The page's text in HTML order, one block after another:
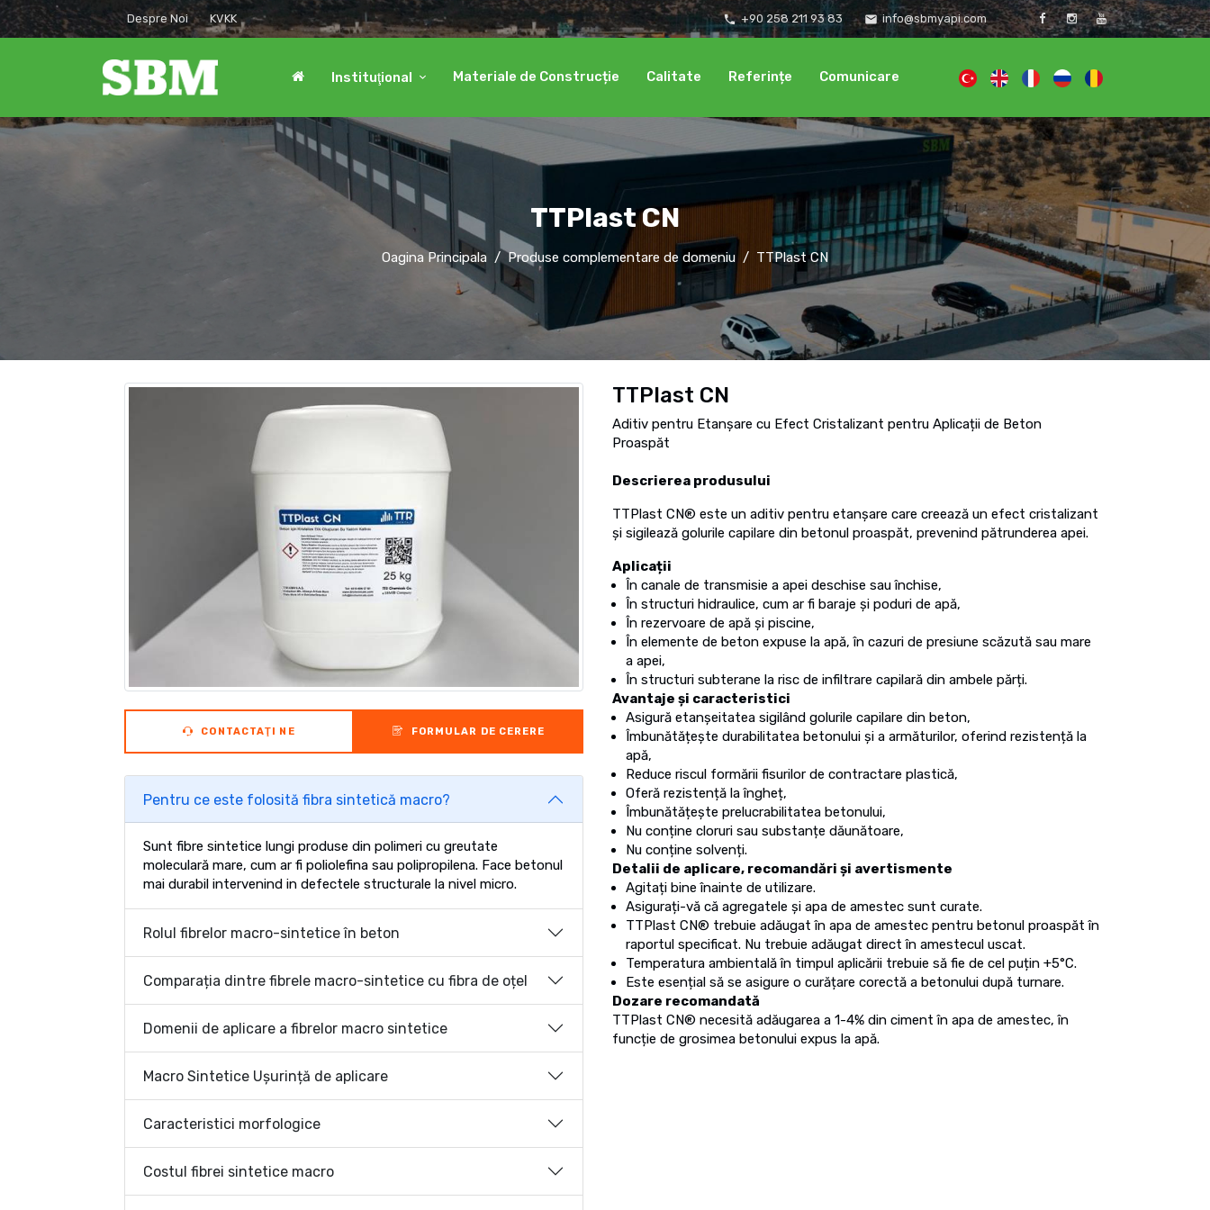
Despre Noi KVKK local_phone +90 258 211 93 83 email info@sbmyapi.com
Instituţional Materiale de Construcție Calitate Referințe Comunicare
TTPlast CN
Oagina Principala Produse complementare de domeniu TTPlast CN
CONTACTAŢI NE FORMULAR DE CERERE
Pentru ce este folosită fibra sintetică macro?
Sunt fibre sintetice lungi produse din polimeri cu greutate
moleculară mare, cum ar fi poliolefina sau polipropilena. Face betonul
mai durabil intervenind in defectele structurale la nivel micro.
Rolul fibrelor macro-sintetice în beton
Comparația dintre fibrele macro-sintetice cu fibra de oțel
Domenii de aplicare a fibrelor macro sintetice
Macro Sintetice Ușurință de aplicare
Caracteristici morfologice
Costul fibrei sintetice macro
TTPlast CN
Aditiv pentru Etanșare cu Efect Cristalizant pentru Aplicații de Beton
Proaspăt
Descrierea produsului
TTPlast CN® este un aditiv pentru etanșare care creează un efect cristalizant
și sigilează golurile capilare din betonul proaspăt, prevenind pătrunderea apei.
Aplicații
În canale de transmisie a apei deschise sau închise,
În structuri hidraulice, cum ar fi baraje și poduri de apă,
În rezervoare de apă și piscine,
În elemente de beton expuse la apă, în cazuri de presiune scăzută sau mare
a apei,
În structuri subterane la risc de infiltrare capilară din ambele părți.
Avantaje și caracteristici
Asigură etanșeitatea sigilând golurile capilare din beton,
Îmbunătățește durabilitatea betonului și a armăturilor, oferind rezistență la
apă,
Reduce riscul formării fisurilor de contractare plastică,
Oferă rezistență la îngheț,
Îmbunătățește prelucrabilitatea betonului,
Nu conține cloruri sau substanțe dăunătoare,
Nu conține solvenți.
Detalii de aplicare, recomandări și avertismente
Agitați bine înainte de utilizare.
Asigurați-vă că agregatele și apa de amestec sunt curate.
TTPlast CN® trebuie adăugat în apa de amestec pentru betonul proaspăt în
raportul specificat. Nu trebuie adăugat direct în amestecul uscat.
Temperatura ambientală în timpul aplicării trebuie să fie de cel puțin +5°C.
Este esențial să se asigure o curățare corectă a betonului după turnare.
Dozare recomandată
TTPlast CN® necesită adăugarea a 1-4% din ciment în apa de amestec, în
funcție de grosimea betonului expus la apă.